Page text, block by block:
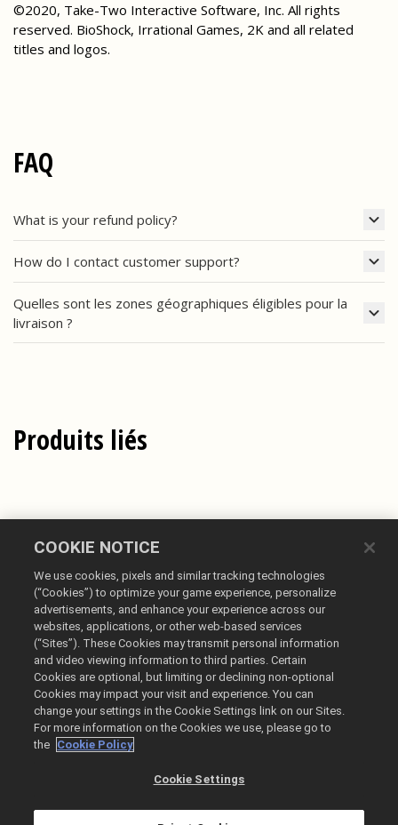
©2020, Take-Two Interactive Software, Inc. All rights
reserved. BioShock, Irrational Games, 2K and all related
titles and logos.
FAQ
What is your refund policy?
How do I contact customer support?
Quelles sont les zones géographiques éligibles pour la
livraison ?
Produits liés
Mentions légales
Politique de confidentialité
Politique sur les cookies
Ne pas vendre ou partager mes informations personnelles
@2026 Take-Two Interactive Software Inc. All rights reserved.
Français
COOKIE NOTICE
We use cookies, pixels and similar tracking technologies
(“Cookies”) to optimize your game experience, personalize
advertisements, and enhance your experience across our
websites, applications, or other web-based services
(“Sites”). These Cookies may transmit personal information
and video viewing information to third parties. Certain
Cookies are optional, but limiting or declining non-optional
Cookies may impact your visit and experience. You can
change your settings in the Cookie Settings link on our Sites.
For more information on the Cookies we use, please go to
the Cookie Policy
Cookie Settings